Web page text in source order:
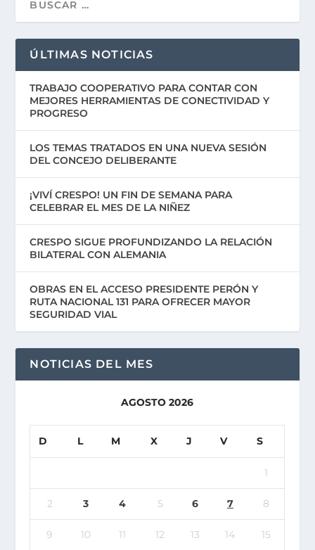
ÚLTIMAS NOTICIAS
TRABAJO COOPERATIVO PARA CONTAR CON
MEJORES HERRAMIENTAS DE CONECTIVIDAD Y
PROGRESO
LOS TEMAS TRATADOS EN UNA NUEVA SESIÓN
DEL CONCEJO DELIBERANTE
¡VIVÍ CRESPO! UN FIN DE SEMANA PARA
CELEBRAR EL MES DE LA NIÑEZ
CRESPO SIGUE PROFUNDIZANDO LA RELACIÓN
BILATERAL CON ALEMANIA
OBRAS EN EL ACCESO PRESIDENTE PERÓN Y
RUTA NACIONAL 131 PARA OFRECER MAYOR
SEGURIDAD VIAL
NOTICIAS DEL MES
AGOSTO 2026
D L M X J V S
1
2 3 4 5 6 7 8
9 10 11 12 13 14 15